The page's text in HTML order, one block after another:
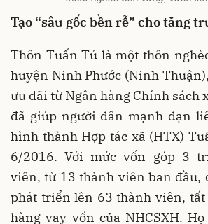
Tạo “sâu gốc bền rễ” cho tăng
Thôn Tuấn Tú là một thôn
huyện Ninh Phước (Ninh
ưu đãi từ Ngân hàng Chính sách
đã giúp người dân mạnh dạn
hình thành Hợp tác xã (HTX)
6/2016. Với mức vốn góp 3
viên, từ 13 thành viên ban đầu,
phát triển lên 63 thành viên, tất
hàng vay vốn của NHCSXH.